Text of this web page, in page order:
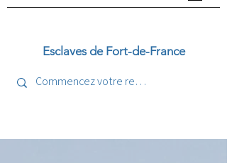
Esclaves de Fort-de-France